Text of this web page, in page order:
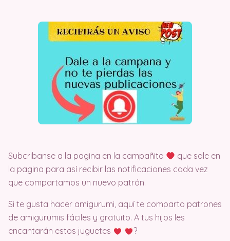
Subcribanse a la pagina en la campañita
que sale en
la pagina para así recibir las notificaciones cada vez
que compartamos un nuevo patrón.
Si te gusta hacer amigurumi, aquí te comparto patrones
de amigurumis fáciles y gratuito. A tus hijos les
encantarán estos juguetes
?